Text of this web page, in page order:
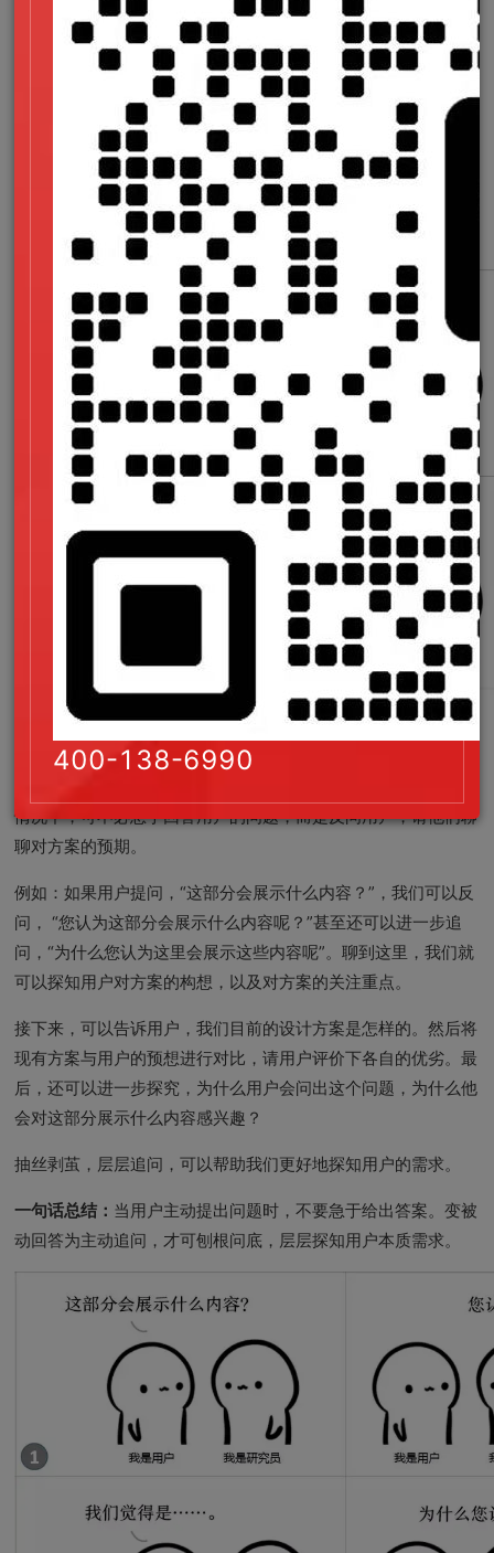
着用户，并点头鼓励，用肢体语言告诉他，我对你的描述非常感
兴趣，期待你说出更多。
这时，用户往往会再补充一些描述。当然，当用户确实无法说出
更多时，也不必给过于苛求。告诉他，他刚才讲出的内容已经很
有价值了，如果有新的想法，可以在访谈过程中随时告诉我们。
一句话总结：在抛出问题，或是展示方案时，给用户充分思考和
回忆的时间，沉默之后，用户会给予更多。
四、“不答反问”原则
情况下，可不必急于回答用户的问题，而是反问用户，请他们聊
聊对方案的预期。
例如：如果用户提问，“这部分会展示什么内容？”，我们可以反
问， “您认为这部分会展示什么内容呢？”甚至还可以进一步追
问，“为什么您认为这里会展示这些内容呢”。聊到这里，我们就
可以探知用户对方案的构想，以及对方案的关注重点。
接下来，可以告诉用户，我们目前的设计方案是怎样的。然后将
现有方案与用户的预想进行对比，请用户评价下各自的优劣。最
后，还可以进一步探究，为什么用户会问出这个问题，为什么他
会对这部分展示什么内容感兴趣？
抽丝剥茧，层层追问，可以帮助我们更好地探知用户的需求。
一句话总结： 当用户主动提出问题时，不要急于给出答案。变被
动回答为主动追问，才可刨根问底，层层探知用户本质需求。
400-138-6990